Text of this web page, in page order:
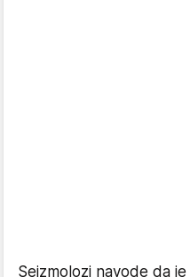
Seizmolozi navode da